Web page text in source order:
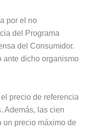
por el no
del Programa
del Consumidor.
ante dicho organismo
precio de referencia
Además, las cien
un precio máximo de